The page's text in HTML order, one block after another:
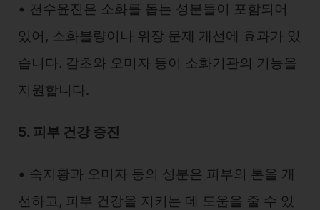
• 천수윤진은 소화를 돕는 성분들이 포함되어
있어, 소화불량이나 위장 문제 개선에 효과가 있
습니다. 감초와 오미자 등이 소화기관의 기능을
지원합니다.
5. 피부 건강 증진
• 숙지황과 오미자 등의 성분은 피부의 톤을 개
선하고, 피부 건강을 지키는 데 도움을 줄 수 있